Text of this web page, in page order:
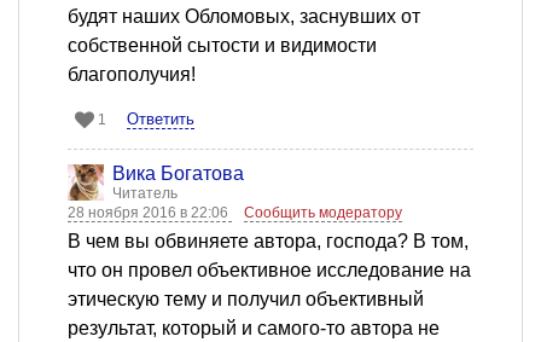
будят наших Обломовых, заснувших от
собственной сытости и видимости
благополучия!
1 Ответить
Вика Богатова
Читатель
28 ноября 2016 в 22:06
Сообщить модератору
В чем вы обвиняете автора, господа? В том,
что он провел объективное исследование на
этическую тему и получил объективный
результат, который и самого-то автора не